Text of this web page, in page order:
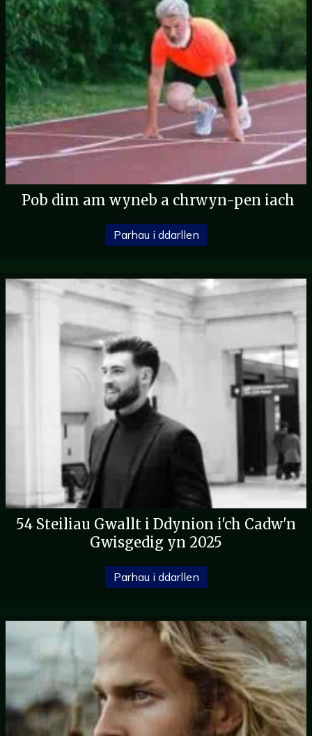
Pob dim am wyneb a chrwyn-pen iach
Parhau i ddarllen
54 Steiliau Gwallt i Ddynion i'ch Cadw'n
Gwisgedig yn 2025
Parhau i ddarllen